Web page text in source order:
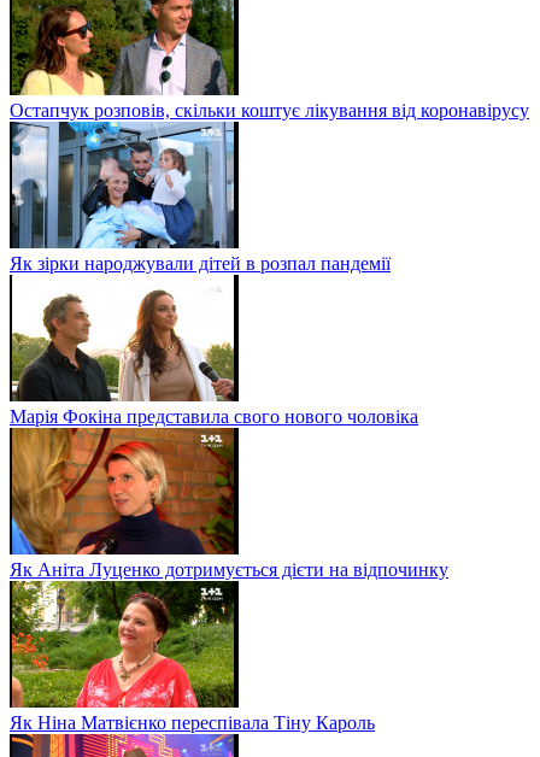
Остапчук розповів, скільки коштує лікування від коронавірусу
Як зірки народжували дітей в розпал пандемії
Марія Фокіна представила свого нового чоловіка
Як Аніта Луценко дотримується дієти на відпочинку
Як Ніна Матвієнко переспівала Тіну Кароль